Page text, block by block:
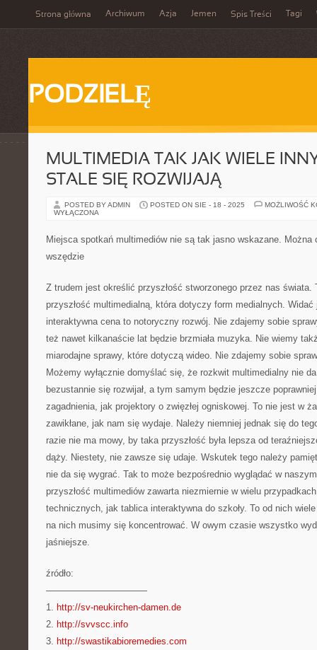
Strona główna Archiwum Azja Jemen Spis Treści Tagi
PODZIELĘ
MULTIMEDIA TAK JAK WIELE
STALE SIĘ ROZWIJAJĄ
POSTED BY ADMIN POSTED ON SIE - 18 - 2025
MOŻLIWOŚĆ
WYŁĄCZONA
Miejsca spotkań multimediów nie są tak jasno wskazane. Można
wszędzie
Z trudem jest określić przyszłość stworzonego przez nas świata.
przyszłość multimedialną, która dotyczy form medialnych.
interaktywna cena to notoryczny rozwój. Nie zdajemy sobie
też nawet kilkanaście lat będzie brzmiała muzyka. Nie wiemy
miarodajne sprawy, które dotyczą wideo. Nie zdajemy sobie
Możemy wyłącznie domyślać się, że rozkwit multimedialny nie
bezustannie się rozwijał, a tym samym będzie jeszcze
zagadnienia, jak projektory o zwięzłej ogniskowej. To nie jest w
zawikłane, jak nam się wydaje. Należy niemniej jednak się do
razie nie ma mowy, by taka przyszłość była lepsza od
dąży. Niestety, nie zawsze się udaje. Wskutek tego należy
nie da się wygrać. Tak to może bezpośrednio wyglądać w
przyszłość multimediów zawarta niezmiernie w wielu
technicznych, jak tablica interaktywna do szkoły. To od nich
na nich musimy się koncentrować. W owym czasie wszystko
jaśniejsze.
źródło:
———————————
1. http://sv-neukirchen-damen.de
2. http://svvscc.info
3. http://swastikabioremedies.com